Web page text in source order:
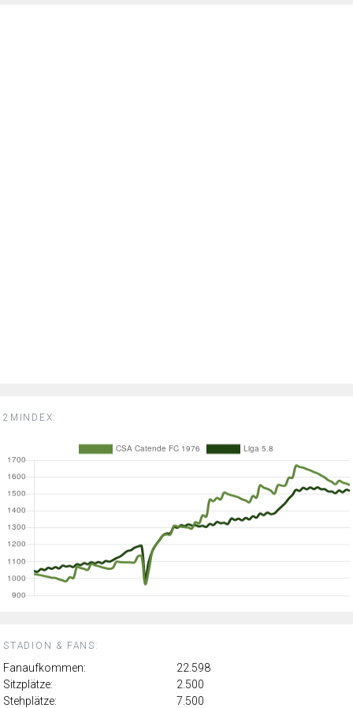
2MINDEX:
STADION & FANS:
Fanaufkommen:
22.598
Sitzplätze:
2.500
Stehplätze:
7.500